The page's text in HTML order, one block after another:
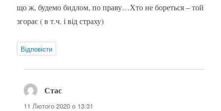
що ж, будемо бидлом, по праву…Хто не бореться – той
згорає ( в т.ч. і від страху)
Відповіcти
Стас
11 Лютого 2020 о 13:31